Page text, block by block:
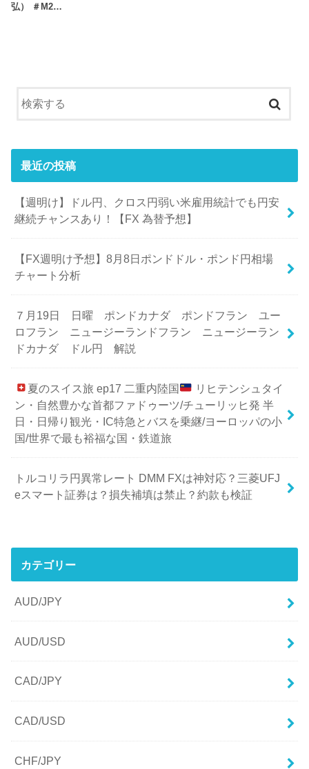
弘） ＃M2…
最近の投稿
【週明け】ドル円、クロス円弱い米雇用統計でも円安
継続チャンスあり！【FX 為替予想】
【FX週明け予想】8月8日ポンドドル・ポンド円相場
チャート分析
７月19日 日曜 ポンドカナダ ポンドフラン ユー
ロフラン ニュージーランドフラン ニュージーラン
ドカナダ ドル円 解説
夏のスイス旅 ep17 二重内陸国
リヒテンシュタイ
ン・自然豊かな首都ファドゥーツ/チューリッヒ発 半
日・日帰り観光・IC特急とバスを乗継/ヨーロッパの小
国/世界で最も裕福な国・鉄道旅
トルコリラ円異常レート DMM FXは神対応？三菱UFJ
eスマート証券は？損失補填は禁止？約款も検証
カテゴリー
AUD/JPY
AUD/USD
CAD/JPY
CAD/USD
CHF/JPY